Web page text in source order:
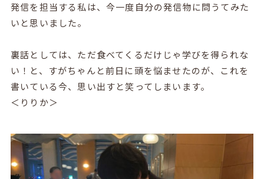
発信を担当する私は、今一度自分の発信物に問うてみた
いと思いました。
裏話としては、ただ食べてくるだけじゃ学びを得られな
い！と、すがちゃんと前日に頭を悩ませたのが、これを
書いている今、思い出すと笑ってしまいます。
＜りりか＞